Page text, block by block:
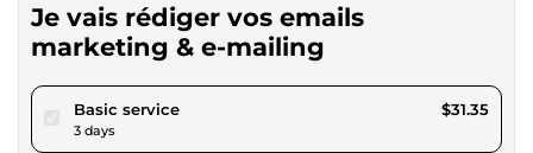
Je vais rédiger vos emails
marketing & e-mailing
Basic servicepour $28.89
3 days
$31.35